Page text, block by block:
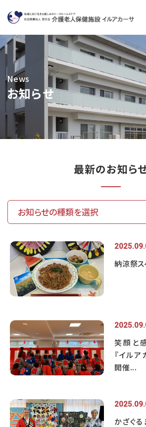
News
お知らせ
最新のお知ら
お知らせの種類を選択
納涼祭ス
笑顔と
『イル
開催...
かざぐる